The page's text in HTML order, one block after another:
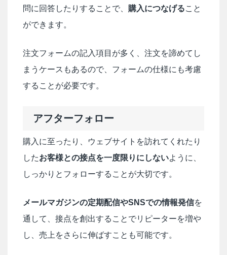
問に回答したりすることで、 購入につなげること
ができます。
注文フォームの記入項目が多く、注文を諦めてし
まうケースもあるので、フォームの仕様にも考慮
することが必要です。
アフターフォロー
購入に至ったり、ウェブサイトを訪れてくれたり
したお客様との接点を一度限りにしないように、
しっかりとフォローすることが大切です。
メールマガジンの定期配信やSNSでの情報発信を
通して、接点を創出することでリピーターを増や
し、売上をさらに伸ばすことも可能です。